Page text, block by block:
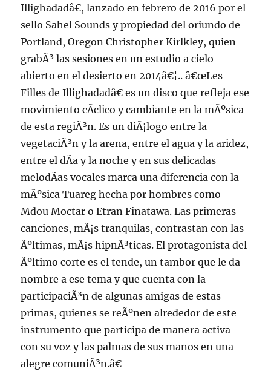
Illighadadâ€, lanzado en febrero de 2016 por el
sello Sahel Sounds y propiedad del oriundo de
Portland, Oregon Christopher Kirlkley, quien
grabÃ³ las sesiones en un estudio a cielo
abierto en el desierto en 2014â€¦.. â€œLes
Filles de Illighadadâ€ es un disco que refleja ese
movimiento cÃ­clico y cambiante en la mÃºsica
de esta regiÃ³n. Es un diÃ¡logo entre la
vegetaciÃ³n y la arena, entre el agua y la aridez,
entre el dÃ­a y la noche y en sus delicadas
melodÃ­as vocales marca una diferencia con la
mÃºsica Tuareg hecha por hombres como
Mdou Moctar o Etran Finatawa. Las primeras
canciones, mÃ¡s tranquilas, contrastan con las
Ãºltimas, mÃ¡s hipnÃ³ticas. El protagonista del
Ãºltimo corte es el tende, un tambor que le da
nombre a ese tema y que cuenta con la
participaciÃ³n de algunas amigas de estas
primas, quienes se reÃºnen alrededor de este
instrumento que participa de manera activa
con su voz y las palmas de sus manos en una
alegre comuniÃ³n.â€